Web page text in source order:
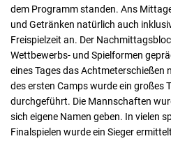
dem Programm standen. Ans
und Getränken natürlich auch
Freispielzeit an. Der
Wettbewerbs- und Spielformen
eines Tages das Achtmeterschießen
des ersten Camps wurde ein großes
durchgeführt. Die Mannschaften
sich eigene Namen geben. In vielen
Finalspielen wurde ein Sieger